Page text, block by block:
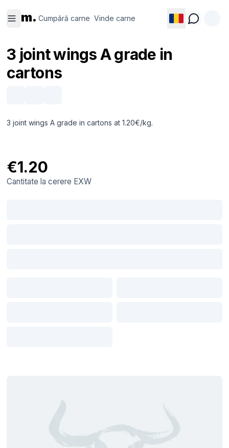
m. Cumpără carne Vinde carne
carne
carne
3 joint wings A grade in
cartons
3 joint wings A grade in cartons at 1.20€/kg.
€1.20
Cantitate la cerere EXW